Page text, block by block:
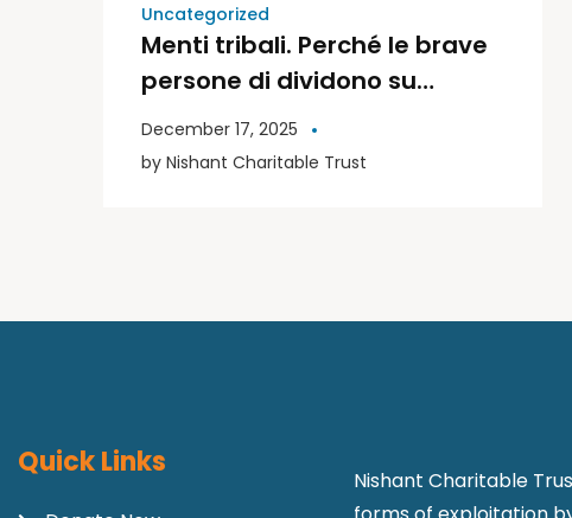
Uncategorized
Menti tribali. Perché le brave
persone di dividono su
politica e religione | Libri
Moderni
December 17, 2025
by Nishant Charitable Trust
Quick Links
Nishant Charitable